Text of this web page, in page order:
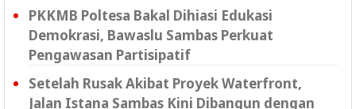
PKKMB Poltesa Bakal Dihiasi Edukasi
Demokrasi, Bawaslu Sambas Perkuat
Pengawasan Partisipatif
Setelah Rusak Akibat Proyek Waterfront,
Jalan Istana Sambas Kini Dibangun dengan